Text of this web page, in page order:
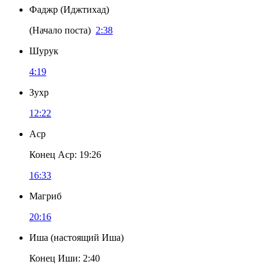
Фаджр (Иджтихад)
(Начало поста) 2:38
Шурук
4:19
Зухр
12:22
Аср
Конец Аср: 19:26
16:33
Магриб
20:16
Иша (настоящий Иша)
Конец Иши: 2:40